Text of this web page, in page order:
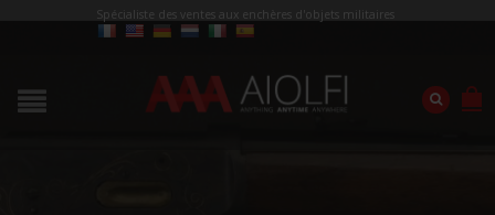
Spécialiste des ventes aux enchères d'objets militaires